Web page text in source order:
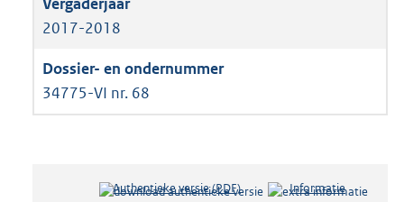
2017-2018
34775-VI nr. 68
Authentieke versie (PDF)b
Informatie